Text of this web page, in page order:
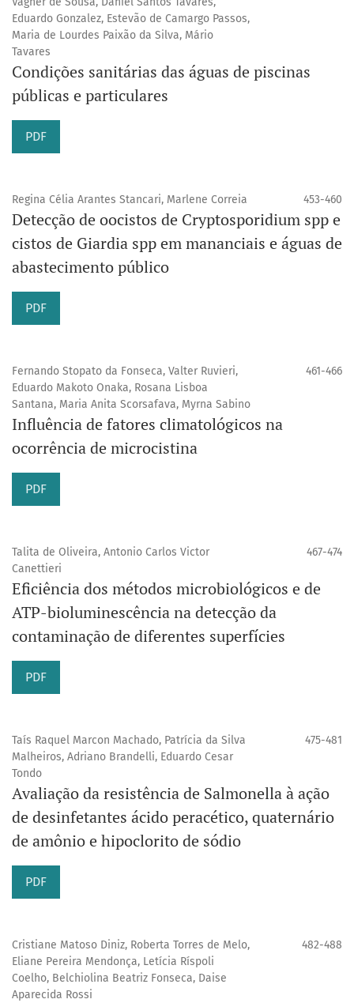
Eduardo Gonzalez, Estevão de Camargo Passos,
Maria de Lourdes Paixão da Silva, Mário
Tavares
Condições sanitárias das águas de piscinas
públicas e particulares
PDF
Regina Célia Arantes Stancari, Marlene Correia 453-460
Detecção de oocistos de Cryptosporidium spp e
cistos de Giardia spp em mananciais e águas de
abastecimento público
PDF
Fernando Stopato da Fonseca, Valter Ruvieri,
Eduardo Makoto Onaka, Rosana Lisboa
Santana, Maria Anita Scorsafava, Myrna Sabino
461-466
Influência de fatores climatológicos na
ocorrência de microcistina
PDF
Talita de Oliveira, Antonio Carlos Victor
Canettieri
467-474
Eficiência dos métodos microbiológicos e de
ATP-bioluminescência na detecção da
contaminação de diferentes superfícies
PDF
Taís Raquel Marcon Machado, Patrícia da Silva
Malheiros, Adriano Brandelli, Eduardo Cesar
Tondo
475-481
Avaliação da resistência de Salmonella à ação
de desinfetantes ácido peracético, quaternário
de amônio e hipoclorito de sódio
PDF
Cristiane Matoso Diniz, Roberta Torres de Melo,
Eliane Pereira Mendonça, Letícia Ríspoli
Coelho, Belchiolina Beatriz Fonseca, Daise
Aparecida Rossi
482-488